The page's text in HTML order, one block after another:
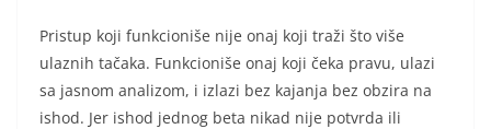
Pristup koji funkcioniše nije onaj koji traži što više
ulaznih tačaka. Funkcioniše onaj koji čeka pravu, ulazi
sa jasnom analizom, i izlazi bez kajanja bez obzira na
ishod. Jer ishod jednog beta nikad nije potvrda ili